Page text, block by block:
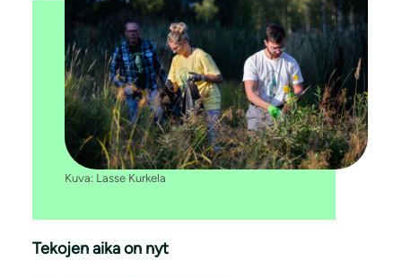
Kuva: Lasse Kurkela
Tekojen aika on nyt